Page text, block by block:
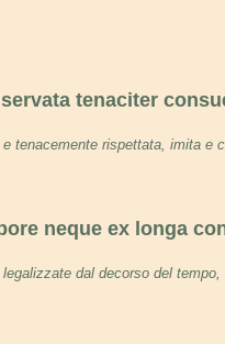
tenaciter
tenacemente rispettata, imita e
neque ex longa
dal decorso del